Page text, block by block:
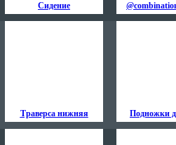
Сидение
Траверса нижняя Подножки